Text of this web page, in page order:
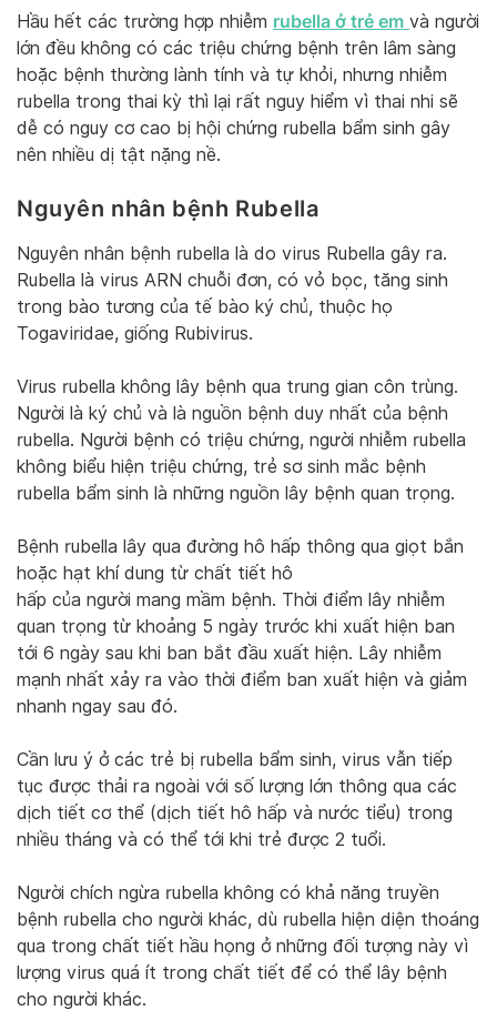
Hầu hết các trường hợp nhiễm rubella ở trẻ em và người
lớn đều không có các triệu chứng bệnh trên lâm sàng
hoặc bệnh thường lành tính và tự khỏi, nhưng nhiễm
rubella trong thai kỳ thì lại rất nguy hiểm vì thai nhi sẽ
dễ có nguy cơ cao bị hội chứng rubella bẩm sinh gây
nên nhiều dị tật nặng nề.
Nguyên nhân bệnh Rubella
Nguyên nhân bệnh rubella là do virus Rubella gây ra.
Rubella là virus ARN chuỗi đơn, có vỏ bọc, tăng sinh
trong bào tương của tế bào ký chủ, thuộc họ
Togaviridae, giống Rubivirus.
Virus rubella không lây bệnh qua trung gian côn trùng.
Người là ký chủ và là nguồn bệnh duy nhất của bệnh
rubella. Người bệnh có triệu chứng, người nhiễm rubella
không biểu hiện triệu chứng, trẻ sơ sinh mắc bệnh
rubella bẩm sinh là những nguồn lây bệnh quan trọng.
Bệnh rubella lây qua đường hô hấp thông qua giọt bắn
hoặc hạt khí dung từ chất tiết hô
hấp của người mang mầm bệnh. Thời điểm lây nhiễm
quan trọng từ khoảng 5 ngày trước khi xuất hiện ban
tới 6 ngày sau khi ban bắt đầu xuất hiện. Lây nhiễm
mạnh nhất xảy ra vào thời điểm ban xuất hiện và giảm
nhanh ngay sau đó.
Cần lưu ý ở các trẻ bị rubella bẩm sinh, virus vẫn tiếp
tục được thải ra ngoài với số lượng lớn thông qua các
dịch tiết cơ thể (dịch tiết hô hấp và nước tiểu) trong
nhiều tháng và có thể tới khi trẻ được 2 tuổi.
Người chích ngừa rubella không có khả năng truyền
bệnh rubella cho người khác, dù rubella hiện diện thoáng
qua trong chất tiết hầu họng ở những đối tượng này vì
lượng virus quá ít trong chất tiết để có thể lây bệnh
cho người khác.